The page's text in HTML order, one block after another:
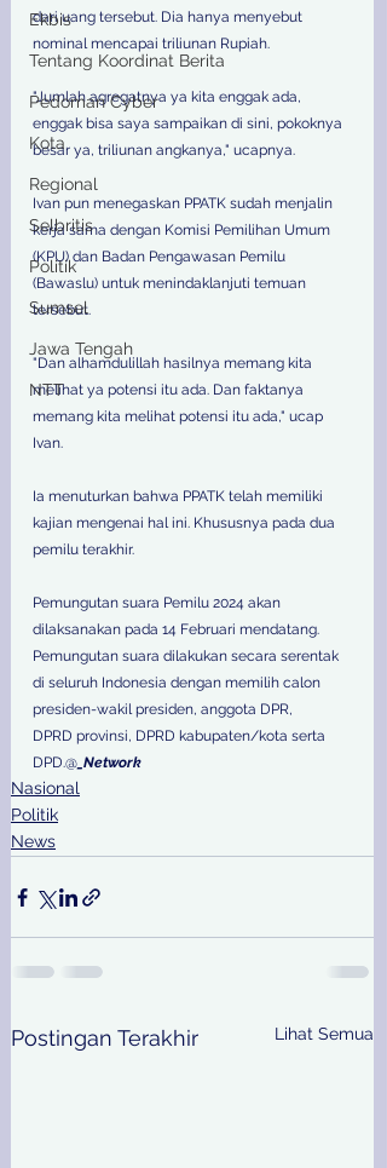
Ekbis
Tentang Koordinat Berita
Pedoman Cyber
Kota
Regional
Selbritis
Politik
Sumsel
Jawa Tengah
NTT
dari uang tersebut. Dia hanya menyebut
nominal mencapai triliunan Rupiah.
"Jumlah agregatnya ya kita enggak ada,
enggak bisa saya sampaikan di sini, pokoknya
besar ya, triliunan angkanya," ucapnya.
Ivan pun menegaskan PPATK sudah menjalin
kerja sama dengan Komisi Pemilihan Umum
(KPU) dan Badan Pengawasan Pemilu
(Bawaslu) untuk menindaklanjuti temuan
tersebut.
"Dan alhamdulillah hasilnya memang kita
melihat ya potensi itu ada. Dan faktanya
memang kita melihat potensi itu ada," ucap
Ivan.
Ia menuturkan bahwa PPATK telah memiliki
kajian mengenai hal ini. Khususnya pada dua
pemilu terakhir.
Pemungutan suara Pemilu 2024 akan
dilaksanakan pada 14 Februari mendatang.
Pemungutan suara dilakukan secara serentak
di seluruh Indonesia dengan memilih calon
presiden-wakil presiden, anggota DPR,
DPRD provinsi, DPRD kabupaten/kota serta
DPD.@ _Network
Nasional
Politik
News
Postingan Terakhir Lihat Semua